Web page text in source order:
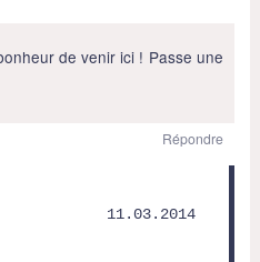
de venir ici ! Passe une
Répondre
11.03.2014